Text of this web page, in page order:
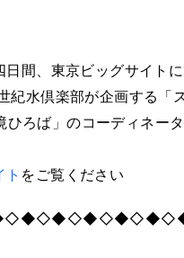
間、東京ビッグサイト
紀水倶楽部が企画する「
ろば」のコーディネー
をご覧ください